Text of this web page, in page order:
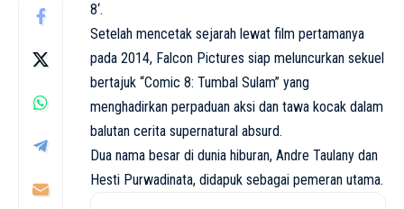
8‘.
Setelah mencetak sejarah lewat film pertamanya
pada 2014, Falcon Pictures siap meluncurkan sekuel
bertajuk “Comic 8: Tumbal Sulam” yang
menghadirkan perpaduan aksi dan tawa kocak dalam
balutan cerita supernatural absurd.
Dua nama besar di dunia hiburan, Andre Taulany dan
Hesti Purwadinata, didapuk sebagai pemeran utama.